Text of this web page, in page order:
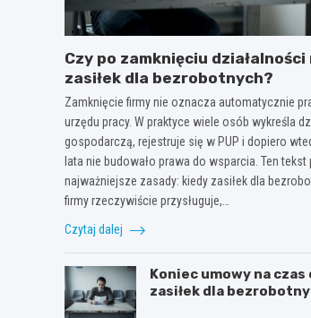
Czy po zamknięciu działalności
zasiłek dla bezrobotnych?
Zamknięcie firmy nie oznacza automatycznie
urzędu pracy. W praktyce wiele osób wykreśla
gospodarczą, rejestruje się w PUP i dopiero
lata nie budowało prawa do wsparcia. Ten tekst
najważniejsze zasady: kiedy zasiłek dla
firmy rzeczywiście przysługuje,…
Czytaj dalej
Koniec umowy na
zasiłek dla